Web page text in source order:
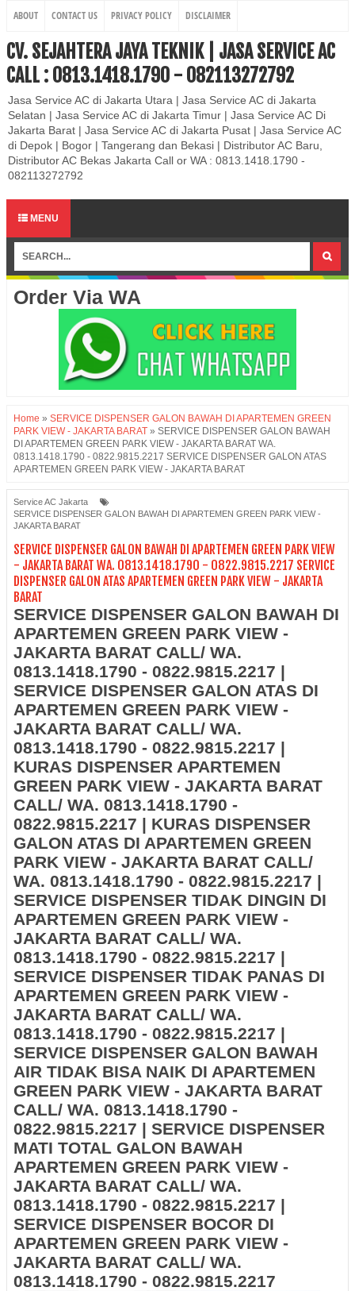
ABOUT CONTACT US PRIVACY POLICY DISCLAIMER
CV. SEJAHTERA JAYA TEKNIK | JASA SERVICE AC
CALL : 0813.1418.1790 - 082113272792
Jasa Service AC di Jakarta Utara | Jasa Service AC di Jakarta
Selatan | Jasa Service AC di Jakarta Timur | Jasa Service AC Di
Jakarta Barat | Jasa Service AC di Jakarta Pusat | Jasa Service AC
di Depok | Bogor | Tangerang dan Bekasi | Distributor AC Baru,
Distributor AC Bekas Jakarta Call or WA : 0813.1418.1790 -
082113272792
MENU
Order Via WA
Home » SERVICE DISPENSER GALON BAWAH DI APARTEMEN GREEN
PARK VIEW - JAKARTA BARAT » SERVICE DISPENSER GALON BAWAH
DI APARTEMEN GREEN PARK VIEW - JAKARTA BARAT WA.
0813.1418.1790 - 0822.9815.2217 SERVICE DISPENSER GALON ATAS
APARTEMEN GREEN PARK VIEW - JAKARTA BARAT
Service AC Jakarta
SERVICE DISPENSER GALON BAWAH DI APARTEMEN GREEN PARK VIEW -
JAKARTA BARAT
SERVICE DISPENSER GALON BAWAH DI APARTEMEN GREEN PARK VIEW
- JAKARTA BARAT WA. 0813.1418.1790 - 0822.9815.2217 SERVICE
DISPENSER GALON ATAS APARTEMEN GREEN PARK VIEW - JAKARTA
BARAT
SERVICE DISPENSER GALON BAWAH DI
APARTEMEN GREEN PARK VIEW -
JAKARTA BARAT CALL/ WA.
0813.1418.1790 - 0822.9815.2217 |
SERVICE DISPENSER GALON ATAS DI
APARTEMEN GREEN PARK VIEW -
JAKARTA BARAT CALL/ WA.
0813.1418.1790 - 0822.9815.2217 |
KURAS DISPENSER APARTEMEN
GREEN PARK VIEW - JAKARTA BARAT
CALL/ WA. 0813.1418.1790 -
0822.9815.2217 | KURAS DISPENSER
GALON ATAS DI APARTEMEN GREEN
PARK VIEW - JAKARTA BARAT CALL/
WA. 0813.1418.1790 - 0822.9815.2217 |
SERVICE DISPENSER TIDAK DINGIN DI
APARTEMEN GREEN PARK VIEW -
JAKARTA BARAT CALL/ WA.
0813.1418.1790 - 0822.9815.2217 |
SERVICE DISPENSER TIDAK PANAS DI
APARTEMEN GREEN PARK VIEW -
JAKARTA BARAT CALL/ WA.
0813.1418.1790 - 0822.9815.2217 |
SERVICE DISPENSER GALON BAWAH
AIR TIDAK BISA NAIK DI APARTEMEN
GREEN PARK VIEW - JAKARTA BARAT
CALL/ WA. 0813.1418.1790 -
0822.9815.2217 | SERVICE DISPENSER
MATI TOTAL GALON BAWAH
APARTEMEN GREEN PARK VIEW -
JAKARTA BARAT CALL/ WA.
0813.1418.1790 - 0822.9815.2217 |
SERVICE DISPENSER BOCOR DI
APARTEMEN GREEN PARK VIEW -
JAKARTA BARAT CALL/ WA.
0813.1418.1790 - 0822.9815.2217